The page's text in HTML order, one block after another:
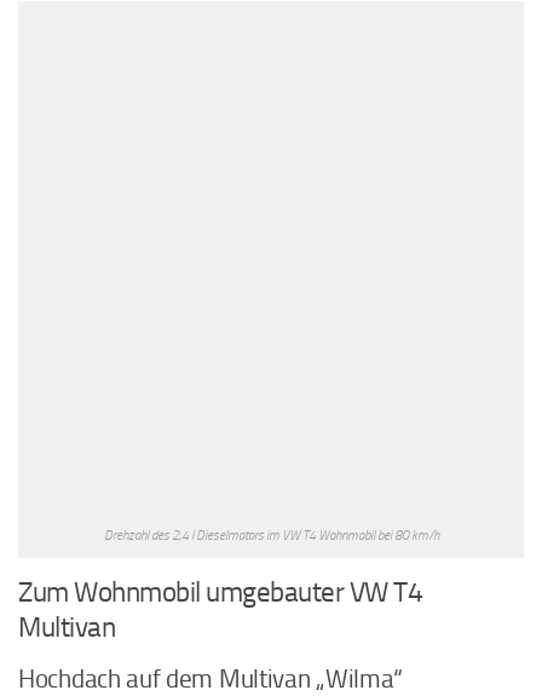
Drehzahl des 2,4 l Dieselmotors im VW T4 Wohnmobil bei 80 km/h
Zum Wohnmobil umgebauter VW T4
Multivan
Hochdach auf dem Multivan „Wilma“